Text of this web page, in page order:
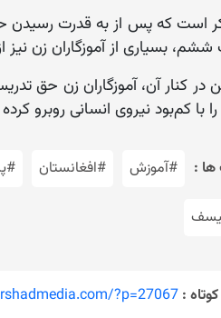
بسیاری از آموزگاران زن
کنار آن، آموزگاران زن حق
با کم‌بود نیروی انسانی روبرو
: #آموزش #افغانستان
:
?p=27067